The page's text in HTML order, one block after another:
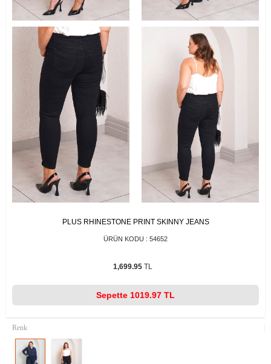
PLUS RHINESTONE PRINT SKINNY JEANS
ÜRÜN KODU : 54652
1,699.95TL
Sepette 1019.97 TL
Renk